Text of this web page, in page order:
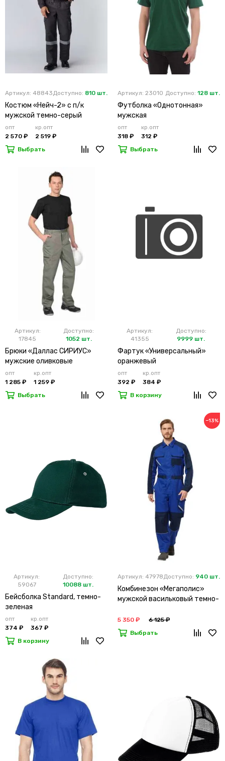
Артикул: 48843Доступно: 810 шт.
Костюм «Нейч-2» с п/к
мужской темно-серый
опт
2 570 ₽
кр.опт
2 519 ₽
Выбрать
Артикул: 23010 Доступно: 128 шт.
Футболка «Однотонная»
мужская
опт
318 ₽
кр.опт
312 ₽
Выбрать
Артикул:
17845
Доступно:
1052 шт.
Брюки «Даллас СИРИУС»
мужские оливковые
опт
1 285 ₽
кр.опт
1 259 ₽
Выбрать
Артикул:
41355
Доступно:
9999 шт.
Фартук «Универсальный»
оранжевый
опт
392 ₽
кр.опт
384 ₽
В корзину
Артикул:
59067
Доступно:
10088 шт.
Бейсболка Standard, темно-
зеленая
опт
374 ₽
кр.опт
367 ₽
В корзину
−13%
Артикул: 47978Доступно: 940 шт.
Комбинезон «Мегаполис»
мужской васильковый темно-
5 350 ₽
6 125 ₽
Выбрать